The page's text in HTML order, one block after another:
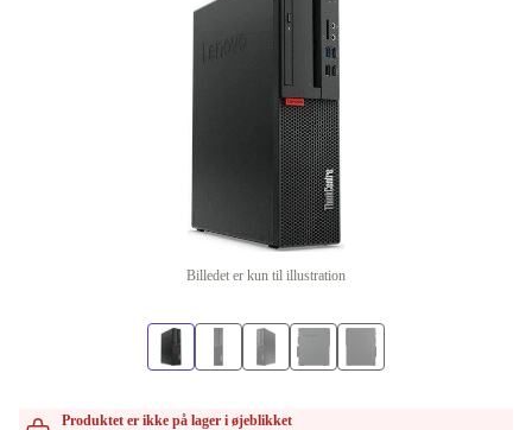
Billedet er kun til illustration
Produktet er ikke på lager i øjeblikket